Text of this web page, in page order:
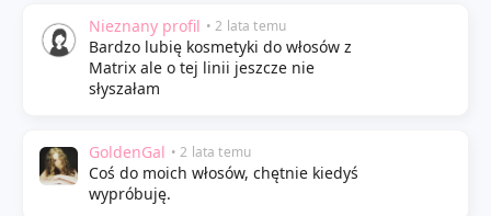
Nieznany profil • 2 lata temu
Bardzo lubię kosmetyki do włosów z
Matrix ale o tej linii jeszcze nie
słyszałam
GoldenGal • 2 lata temu
Coś do moich włosów, chętnie kiedyś
wypróbuję.